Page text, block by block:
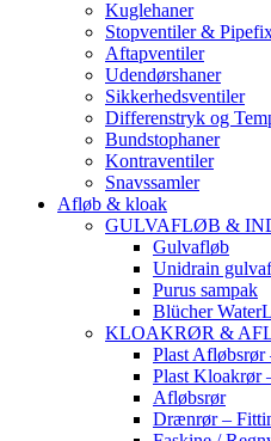
Kuglehaner
Stopventiler &
Aftapventiler
Udendørshaner
Sikkerhedsventiler
Differenstryk og
Bundstophaner
Kontraventiler
Snavssamler
Afløb & kloak
GULVAFLØB &
Gulvafløb
Unidrain
Purus sampak
Blücher
KLOAKRØR &
Plast Afløbsrør
Plast Kloakrør
Afløbsrør
Drænrør –